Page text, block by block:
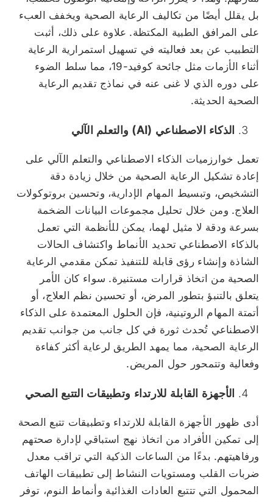
بل يقلل أيضًا من تكاليف الرعاية الصحية ويخفف العبء
على المرافق الطبية المكتظة. علاوة على ذلك، أثبت
التطبيب عن بعد فعاليته في تسهيل استمرارية الرعاية
أثناء الأزمات مثل جائحة كوفيد-19، مما سلط الضوء
على دوره الذي لا غنى عنه في نماذج تقديم الرعاية
الصحية الحديثة.
الذكاء الاصطناعي (AI) والتعلم الآلي
تعمل خوارزميات الذكاء الاصطناعي والتعلم الآلي على
إعادة تشكيل الرعاية الصحية من خلال زيادة دقة
التشخيص، وتبسيط المهام الإدارية، وتحسين بروتوكولات
العلاج. ومن خلال تحليل مجموعات البيانات الضخمة
بسرعة ودقة لا مثيل لهما، يمكن للأنظمة التي تعمل
بالذكاء الاصطناعي تحديد الأنماط واكتشاف الحالات
الشاذة وإنشاء رؤى قابلة للتنفيذ تمكن مقدمي الرعاية
الصحية من اتخاذ قرارات مستنيرة. سواء كان الأمر
يتعلق بالتنبؤ بتطور المرض، أو تحسين نظم العلاج، أو
أتمتة المهام الروتينية، فإن الحلول المعتمدة على الذكاء
الاصطناعي تُحدث ثورة في كل جانب من جوانب تقديم
الرعاية الصحية، مما يمهد الطريق لرعاية أكثر كفاءة
وفعالية وتتمحور حول المريض.
الأجهزة القابلة للارتداء وتطبيقات التتبع الصحي
أدى ظهور الأجهزة القابلة للارتداء وتطبيقات تتبع الصحة
إلى تمكين الأفراد من اتخاذ نهج استباقي لإدارة صحتهم
ورفاهيتهم. بدءًا من الساعات الذكية التي تراقب معدل
ضربات القلب ومستويات النشاط إلى تطبيقات الهاتف
المحمول التي تتتبع العادات الغذائية وأنماط النوم، توفر